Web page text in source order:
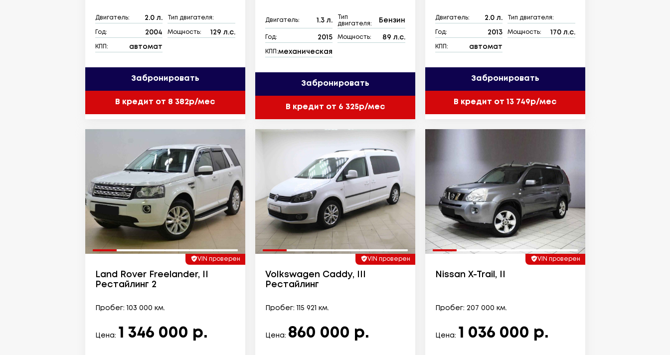
Двигатель: 2.0 л. Тип двигателя:
Год: 2004 Мощность: 129 л.с.
КПП: автомат
Забронировать
В кредит от 8 382р/мес
Двигатель: 1.3 л.
Тип
двигателя:
Бензин
Год: 2015 Мощность: 89 л.с.
КПП:механическая
Забронировать
В кредит от 6 325р/мес
Двигатель: 2.0 л. Тип двигателя:
Год: 2013 Мощность: 170 л.с.
КПП: автомат
Забронировать
В кредит от 13 749р/мес
VIN проверен
Land Rover Freelander, II
Рестайлинг 2
Пробег: 103 000 км.
Цена: 1 346 000 р.
VIN проверен
Volkswagen Caddy, III
Рестайлинг
Пробег: 115 921 км.
Цена: 860 000 р.
VIN проверен
Nissan X-Trail, II
Пробег: 207 000 км.
Цена: 1 036 000 р.